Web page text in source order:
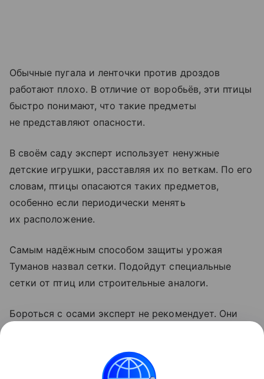
Обычные пугала и ленточки против дроздов
работают плохо. В отличие от воробьёв, эти птицы
быстро понимают, что такие предметы
не представляют опасности.
В своём саду эксперт использует ненужные
детские игрушки, расставляя их по веткам. По его
словам, птицы опасаются таких предметов,
особенно если периодически менять
их расположение.
Самым надёжным способом защиты урожая
Туманов назвал сетки. Подойдут специальные
сетки от птиц или строительные аналоги.
Бороться с осами эксперт не рекомендует. Они
не прокусывают их оболочку.